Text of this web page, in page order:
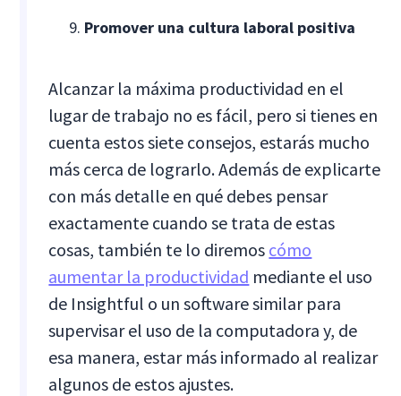
Promover una cultura laboral positiva
Alcanzar la máxima productividad en el
lugar de trabajo no es fácil, pero si tienes en
cuenta estos siete consejos, estarás mucho
más cerca de lograrlo. Además de explicarte
con más detalle en qué debes pensar
exactamente cuando se trata de estas
cosas, también te lo diremos cómo
aumentar la productividad mediante el uso
de Insightful o un software similar para
supervisar el uso de la computadora y, de
esa manera, estar más informado al realizar
algunos de estos ajustes.